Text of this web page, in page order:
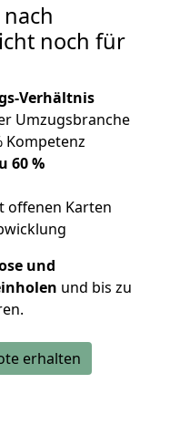
noch für
Verhältnis
Umzugsbranche
Kompetenz
60 %
offenen Karten
und
und bis zu
erhalten